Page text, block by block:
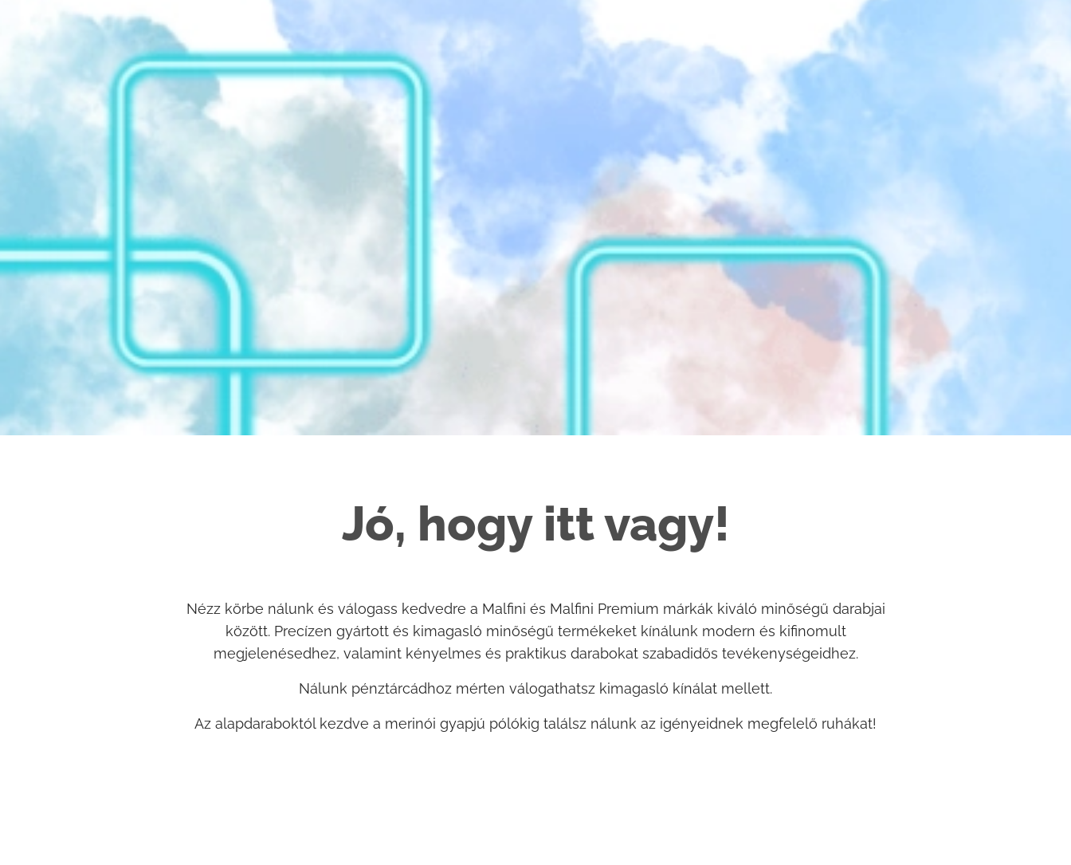
Jó, hogy itt vagy!
Nézz körbe nálunk és válogass kedvedre a Malfini és Malfini Premium márkák kiváló minőségű darabjai
között. Precízen gyártott és kimagasló minőségű termékeket kínálunk modern és kifinomult
megjelenésedhez, valamint kényelmes és praktikus darabokat szabadidős tevékenységeidhez.
Nálunk pénztárcádhoz mérten válogathatsz kimagasló kínálat mellett.
Az alapdaraboktól kezdve a merinói gyapjú pólókig találsz nálunk az igényeidnek megfelelő ruhákat!